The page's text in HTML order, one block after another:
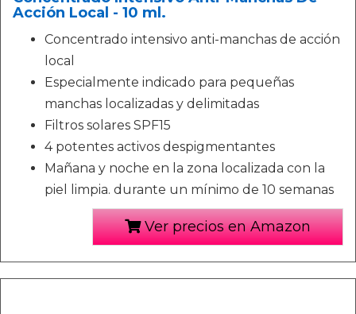
Acción Local - 10 ml.
Concentrado intensivo anti-manchas de acción
local
Especialmente indicado para pequeñas
manchas localizadas y delimitadas
Filtros solares SPF15
4 potentes activos despigmentantes
Mañana y noche en la zona localizada con la
piel limpia. durante un mínimo de 10 semanas
Ver precios en Amazon